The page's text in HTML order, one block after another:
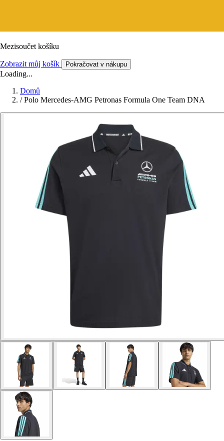
Mezisoučet košíku
Zobrazit můj košík Pokračovat v nákupu
Loading...
Domů
/ Polo Mercedes-AMG Petronas Formula One Team DNA